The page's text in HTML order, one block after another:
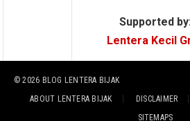
Supported
Lentera Kecil
© 2026 BLOG LENTERA BIJAK
ABOUT LENTERA BIJAK
DISCLAIMER
SITEMAPS